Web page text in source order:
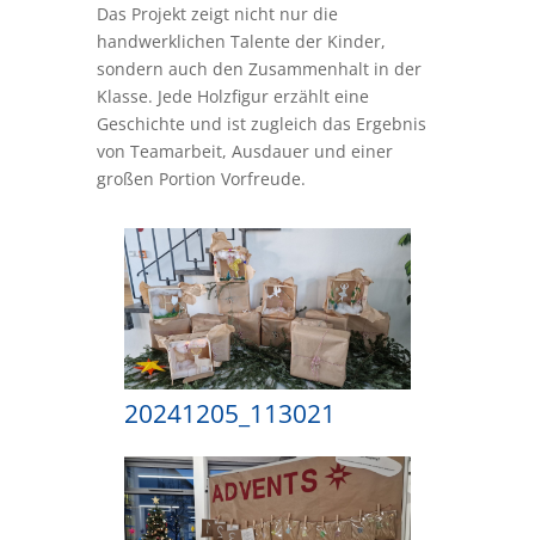
Das Projekt zeigt nicht nur die
handwerklichen Talente der Kinder,
sondern auch den Zusammenhalt in der
Klasse. Jede Holzfigur erzählt eine
Geschichte und ist zugleich das Ergebnis
von Teamarbeit, Ausdauer und einer
großen Portion Vorfreude.
20241205_113021